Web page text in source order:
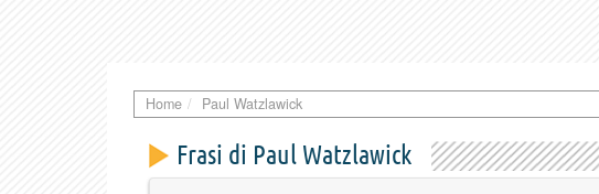
Home Paul Watzlawick
Frasi di Paul Watzlawick